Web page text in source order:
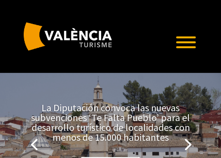
La Diputación convoca las nuevas
subvenciones ‘Te Falta Pueblo’ para el
desarrollo turístico de localidades con
menos de 15.000 habitantes